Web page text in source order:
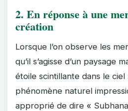
2. En réponse à une
création
Lorsque l’on observe les
qu’il s’agisse d’un paysage
étoile scintillante dans le ciel
phénomène naturel
approprié de dire «